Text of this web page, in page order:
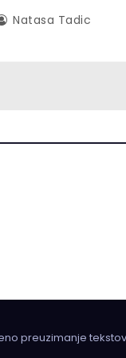
Natasa Tadic
preuzimanje